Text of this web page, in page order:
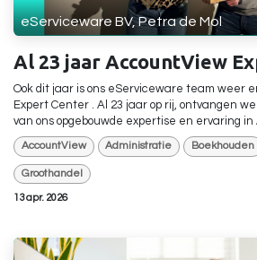
eServiceware BV, Petra de Mol
Al 23 jaar AccountView
Ook dit jaar is ons eServiceware team weer
Expert Center . Al 23 jaar op rij, ontvangen
van ons opgebouwde expertise en ervaring in
AccountView Administratie Boekhouden
Groothandel
13 apr. 2026